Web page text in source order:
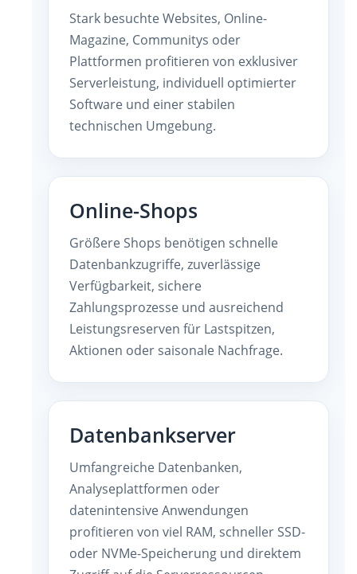
Stark besuchte Websites, Online-
Magazine, Communitys oder
Plattformen profitieren von exklusiver
Serverleistung, individuell optimierter
Software und einer stabilen
technischen Umgebung.
Online-Shops
Größere Shops benötigen schnelle
Datenbankzugriffe, zuverlässige
Verfügbarkeit, sichere
Zahlungsprozesse und ausreichend
Leistungsreserven für Lastspitzen,
Aktionen oder saisonale Nachfrage.
Datenbankserver
Umfangreiche Datenbanken,
Analyseplattformen oder
datenintensive Anwendungen
profitieren von viel RAM, schneller SSD-
oder NVMe-Speicherung und direktem